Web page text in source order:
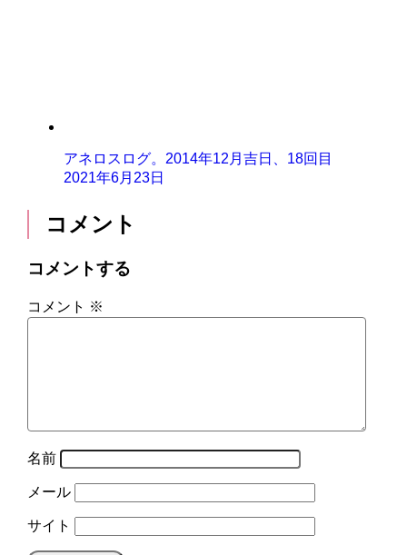
アネロスログ。2014年12月吉日、18回目
2021年6月23日
コメント
コメントする
コメント ※
名前
メール
サイト